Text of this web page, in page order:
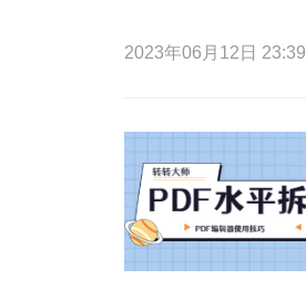
2023年06月12日 23:39